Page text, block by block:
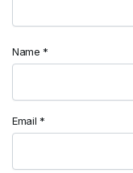
Name *
Email *